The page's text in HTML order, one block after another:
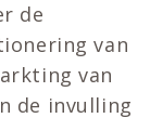
de
van
van
de invulling